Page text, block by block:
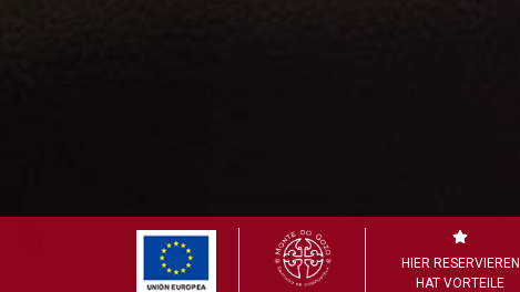
HIER RESERVIEREN
HAT VORTEILE